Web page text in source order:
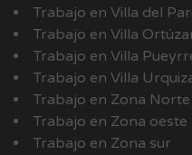
Trabajo en Villa del
Trabajo en Villa
Trabajo en Villa
Trabajo en Villa
Trabajo en Zona Norte
Trabajo en Zona oeste
Trabajo en Zona sur